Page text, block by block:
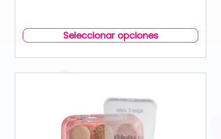
Seleccionar opciones